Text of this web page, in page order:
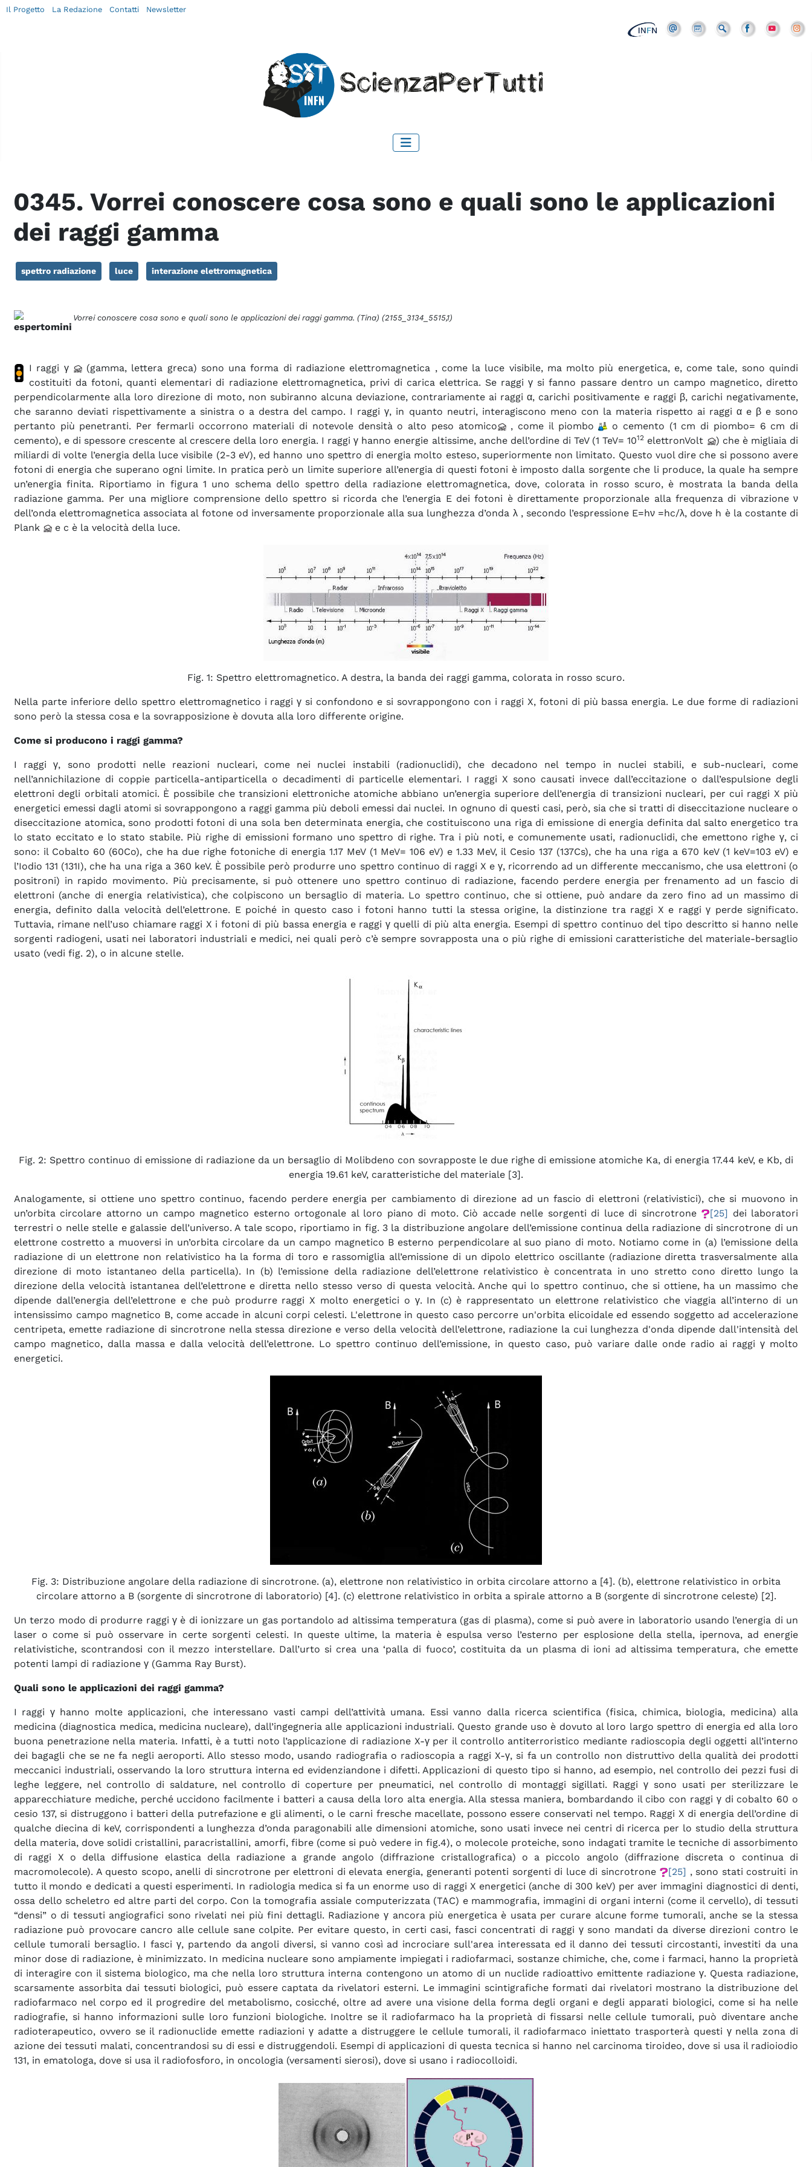
Il Progetto La Redazione Contatti Newsletter
0345. Vorrei conoscere cosa sono e quali sono le applicazioni
dei raggi gamma
spettro radiazione luce interazione elettromagnetica
Vorrei conoscere cosa sono e quali sono le applicazioni dei raggi gamma. (Tina) (2155_3134_5515,1)
I raggi γ (gamma, lettera greca) sono una forma di radiazione elettromagnetica , come la luce visibile, ma molto più energetica, e, come tale, sono quindi
costituiti da fotoni, quanti elementari di radiazione elettromagnetica, privi di carica elettrica. Se raggi γ si fanno passare dentro un campo magnetico, diretto
perpendicolarmente alla loro direzione di moto, non subiranno alcuna deviazione, contrariamente ai raggi α, carichi positivamente e raggi β, carichi negativamente,
che saranno deviati rispettivamente a sinistra o a destra del campo. I raggi γ, in quanto neutri, interagiscono meno con la materia rispetto ai raggi α e β e sono
pertanto più penetranti. Per fermarli occorrono materiali di notevole densità o alto peso atomico
, come il piombo
o cemento (1 cm di piombo= 6 cm di
cemento), e di spessore crescente al crescere della loro energia. I raggi γ hanno energie altissime, anche dell’ordine di TeV (1 TeV= 1012 elettronVolt
) che è migliaia di
miliardi di volte l’energia della luce visibile (2-3 eV), ed hanno uno spettro di energia molto esteso, superiormente non limitato. Questo vuol dire che si possono avere
fotoni di energia che superano ogni limite. In pratica però un limite superiore all’energia di questi fotoni è imposto dalla sorgente che li produce, la quale ha sempre
un’energia finita. Riportiamo in figura 1 uno schema dello spettro della radiazione elettromagnetica, dove, colorata in rosso scuro, è mostrata la banda della
radiazione gamma. Per una migliore comprensione dello spettro si ricorda che l’energia E dei fotoni è direttamente proporzionale alla frequenza di vibrazione ν
dell’onda elettromagnetica associata al fotone od inversamente proporzionale alla sua lunghezza d’onda λ , secondo l’espressione E=hν =hc/λ, dove h è la costante di
Plank
e c è la velocità della luce.
Fig. 1: Spettro elettromagnetico. A destra, la banda dei raggi gamma, colorata in rosso scuro.
Nella parte inferiore dello spettro elettromagnetico i raggi γ si confondono e si sovrappongono con i raggi X, fotoni di più bassa energia. Le due forme di radiazioni
sono però la stessa cosa e la sovrapposizione è dovuta alla loro differente origine.
Come si producono i raggi gamma?
I raggi γ, sono prodotti nelle reazioni nucleari, come nei nuclei instabili (radionuclidi), che decadono nel tempo in nuclei stabili, e sub-nucleari, come
nell’annichilazione di coppie particella-antiparticella o decadimenti di particelle elementari. I raggi X sono causati invece dall’eccitazione o dall’espulsione degli
elettroni degli orbitali atomici. È possibile che transizioni elettroniche atomiche abbiano un’energia superiore dell’energia di transizioni nucleari, per cui raggi X più
energetici emessi dagli atomi si sovrappongono a raggi gamma più deboli emessi dai nuclei. In ognuno di questi casi, però, sia che si tratti di diseccitazione nucleare o
diseccitazione atomica, sono prodotti fotoni di una sola ben determinata energia, che costituiscono una riga di emissione di energia definita dal salto energetico tra
lo stato eccitato e lo stato stabile. Più righe di emissioni formano uno spettro di righe. Tra i più noti, e comunemente usati, radionuclidi, che emettono righe γ, ci
sono: il Cobalto 60 (60Co), che ha due righe fotoniche di energia 1.17 MeV (1 MeV= 106 eV) e 1.33 MeV, il Cesio 137 (137Cs), che ha una riga a 670 keV (1 keV=103 eV) e
l’Iodio 131 (131I), che ha una riga a 360 keV. È possibile però produrre uno spettro continuo di raggi X e γ, ricorrendo ad un differente meccanismo, che usa elettroni (o
positroni) in rapido movimento. Più precisamente, si può ottenere uno spettro continuo di radiazione, facendo perdere energia per frenamento ad un fascio di
elettroni (anche di energia relativistica), che colpiscono un bersaglio di materia. Lo spettro continuo, che si ottiene, può andare da zero fino ad un massimo di
energia, definito dalla velocità dell’elettrone. E poiché in questo caso i fotoni hanno tutti la stessa origine, la distinzione tra raggi X e raggi γ perde significato.
Tuttavia, rimane nell’uso chiamare raggi X i fotoni di più bassa energia e raggi γ quelli di più alta energia. Esempi di spettro continuo del tipo descritto si hanno nelle
sorgenti radiogeni, usati nei laboratori industriali e medici, nei quali però c’è sempre sovrapposta una o più righe di emissioni caratteristiche del materiale-bersaglio
usato (vedi fig. 2), o in alcune stelle.
Fig. 2: Spettro continuo di emissione di radiazione da un bersaglio di Molibdeno con sovrapposte le due righe di emissione atomiche Ka, di energia 17.44 keV, e Kb, di
energia 19.61 keV, caratteristiche del materiale [3].
Analogamente, si ottiene uno spettro continuo, facendo perdere energia per cambiamento di direzione ad un fascio di elettroni (relativistici), che si muovono in
un’orbita circolare attorno un campo magnetico esterno ortogonale al loro piano di moto. Ciò accade nelle sorgenti di luce di sincrotrone
[25] dei laboratori
terrestri o nelle stelle e galassie dell’universo. A tale scopo, riportiamo in fig. 3 la distribuzione angolare dell’emissione continua della radiazione di sincrotrone di un
elettrone costretto a muoversi in un’orbita circolare da un campo magnetico B esterno perpendicolare al suo piano di moto. Notiamo come in (a) l’emissione della
radiazione di un elettrone non relativistico ha la forma di toro e rassomiglia all’emissione di un dipolo elettrico oscillante (radiazione diretta trasversalmente alla
direzione di moto istantaneo della particella). In (b) l’emissione della radiazione dell’elettrone relativistico è concentrata in uno stretto cono diretto lungo la
direzione della velocità istantanea dell’elettrone e diretta nello stesso verso di questa velocità. Anche qui lo spettro continuo, che si ottiene, ha un massimo che
dipende dall’energia dell’elettrone e che può produrre raggi X molto energetici o γ. In (c) è rappresentato un elettrone relativistico che viaggia all’interno di un
intensissimo campo magnetico B, come accade in alcuni corpi celesti. L'elettrone in questo caso percorre un'orbita elicoidale ed essendo soggetto ad accelerazione
centripeta, emette radiazione di sincrotrone nella stessa direzione e verso della velocità dell’elettrone, radiazione la cui lunghezza d'onda dipende dall'intensità del
campo magnetico, dalla massa e dalla velocità dell’elettrone. Lo spettro continuo dell’emissione, in questo caso, può variare dalle onde radio ai raggi γ molto
energetici.
Fig. 3: Distribuzione angolare della radiazione di sincrotrone. (a), elettrone non relativistico in orbita circolare attorno a [4]. (b), elettrone relativistico in orbita
circolare attorno a B (sorgente di sincrotrone di laboratorio) [4]. (c) elettrone relativistico in orbita a spirale attorno a B (sorgente di sincrotrone celeste) [2].
Un terzo modo di produrre raggi γ è di ionizzare un gas portandolo ad altissima temperatura (gas di plasma), come si può avere in laboratorio usando l’energia di un
laser o come si può osservare in certe sorgenti celesti. In queste ultime, la materia è espulsa verso l’esterno per esplosione della stella, ipernova, ad energie
relativistiche, scontrandosi con il mezzo interstellare. Dall’urto si crea una ‘palla di fuoco’, costituita da un plasma di ioni ad altissima temperatura, che emette
potenti lampi di radiazione γ (Gamma Ray Burst).
Quali sono le applicazioni dei raggi gamma?
I raggi γ hanno molte applicazioni, che interessano vasti campi dell’attività umana. Essi vanno dalla ricerca scientifica (fisica, chimica, biologia, medicina) alla
medicina (diagnostica medica, medicina nucleare), dall’ingegneria alle applicazioni industriali. Questo grande uso è dovuto al loro largo spettro di energia ed alla loro
buona penetrazione nella materia. Infatti, è a tutti noto l’applicazione di radiazione X-γ per il controllo antiterroristico mediante radioscopia degli oggetti all’interno
dei bagagli che se ne fa negli aeroporti. Allo stesso modo, usando radiografia o radioscopia a raggi X-γ, si fa un controllo non distruttivo della qualità dei prodotti
meccanici industriali, osservando la loro struttura interna ed evidenziandone i difetti. Applicazioni di questo tipo si hanno, ad esempio, nel controllo dei pezzi fusi di
leghe leggere, nel controllo di saldature, nel controllo di coperture per pneumatici, nel controllo di montaggi sigillati. Raggi γ sono usati per sterilizzare le
apparecchiature mediche, perché uccidono facilmente i batteri a causa della loro alta energia. Alla stessa maniera, bombardando il cibo con raggi γ di cobalto 60 o
cesio 137, si distruggono i batteri della putrefazione e gli alimenti, o le carni fresche macellate, possono essere conservati nel tempo. Raggi X di energia dell’ordine di
qualche diecina di keV, corrispondenti a lunghezza d’onda paragonabili alle dimensioni atomiche, sono usati invece nei centri di ricerca per lo studio della struttura
della materia, dove solidi cristallini, paracristallini, amorfi, fibre (come si può vedere in fig.4), o molecole proteiche, sono indagati tramite le tecniche di assorbimento
di raggi X o della diffusione elastica della radiazione a grande angolo (diffrazione cristallografica) o a piccolo angolo (diffrazione discreta o continua di
macromolecole). A questo scopo, anelli di sincrotrone per elettroni di elevata energia, generanti potenti sorgenti di luce di sincrotrone
[25] , sono stati costruiti in
tutto il mondo e dedicati a questi esperimenti. In radiologia medica si fa un enorme uso di raggi X energetici (anche di 300 keV) per aver immagini diagnostici di denti,
ossa dello scheletro ed altre parti del corpo. Con la tomografia assiale computerizzata (TAC) e mammografia, immagini di organi interni (come il cervello), di tessuti
“densi” o di tessuti angiografici sono rivelati nei più fini dettagli. Radiazione γ ancora più energetica è usata per curare alcune forme tumorali, anche se la stessa
radiazione può provocare cancro alle cellule sane colpite. Per evitare questo, in certi casi, fasci concentrati di raggi γ sono mandati da diverse direzioni contro le
cellule tumorali bersaglio. I fasci γ, partendo da angoli diversi, si vanno così ad incrociare sull'area interessata ed il danno dei tessuti circostanti, investiti da una
minor dose di radiazione, è minimizzato. In medicina nucleare sono ampiamente impiegati i radiofarmaci, sostanze chimiche, che, come i farmaci, hanno la proprietà
di interagire con il sistema biologico, ma che nella loro struttura interna contengono un atomo di un nuclide radioattivo emittente radiazione γ. Questa radiazione,
scarsamente assorbita dai tessuti biologici, può essere captata da rivelatori esterni. Le immagini scintigrafiche formati dai rivelatori mostrano la distribuzione del
radiofarmaco nel corpo ed il progredire del metabolismo, cosicché, oltre ad avere una visione della forma degli organi e degli apparati biologici, come si ha nelle
radiografie, si hanno informazioni sulle loro funzioni biologiche. Inoltre se il radiofarmaco ha la proprietà di fissarsi nelle cellule tumorali, può diventare anche
radioterapeutico, ovvero se il radionuclide emette radiazioni γ adatte a distruggere le cellule tumorali, il radiofarmaco iniettato trasporterà questi γ nella zona di
azione dei tessuti malati, concentrandosi su di essi e distruggendoli. Esempi di applicazioni di questa tecnica si hanno nel carcinoma tiroideo, dove si usa il radioiodio
131, in ematologa, dove si usa il radiofosforo, in oncologia (versamenti sierosi), dove si usano i radiocolloidi.